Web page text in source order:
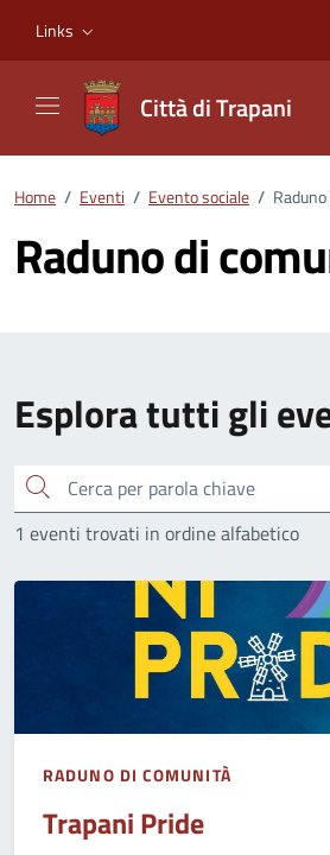
Links
Città di Trapani
Home / Eventi / Evento sociale /
Raduno di
Esplora tutti gli
Cerca
1 eventi trovati in ordine alfabetico
RADUNO DI COMUNITÀ
Trapani Pride